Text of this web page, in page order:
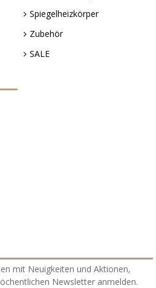
Spiegelheizkörper
Zubehör
SALE
mit Neuigkeiten und Aktionen,
Newsletter anmelden.